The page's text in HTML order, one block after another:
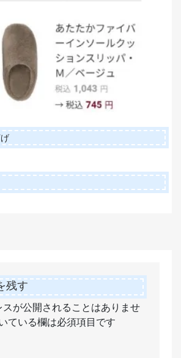
残す
スが公開されることはありませ
ている欄は必須項目です